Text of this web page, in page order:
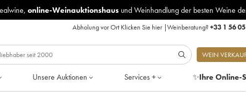
online-Weinauktionshausund Weinhandlung der besten Weine
Abholung vor Ort Klicken Sie hier|Weinberatung?+33 1 56
WEIN
Unsere Auktionen Services + ✨Ihre Online-